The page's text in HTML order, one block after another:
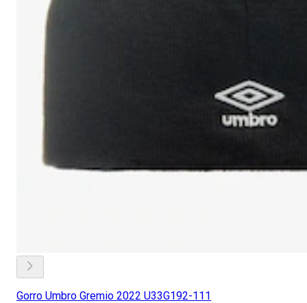
Gorro Umbro Gremio 2022 U33G192-111